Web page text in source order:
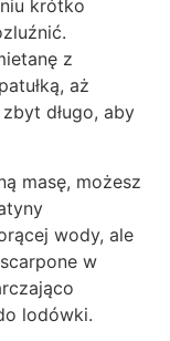
krótko
z
aż
długo, aby
masę, możesz
wody, ale
w
lodówki.